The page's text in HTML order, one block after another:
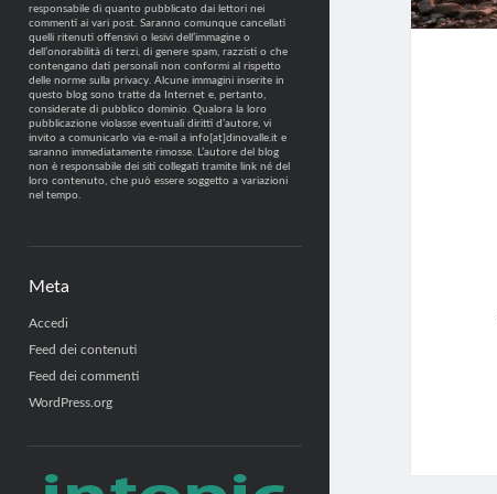
responsabile di quanto pubblicato dai lettori nei
commenti ai vari post. Saranno comunque cancellati
quelli ritenuti offensivi o lesivi dell’immagine o
dell’onorabilità di terzi, di genere spam, razzisti o che
contengano dati personali non conformi al rispetto
delle norme sulla privacy. Alcune immagini inserite in
questo blog sono tratte da Internet e, pertanto,
considerate di pubblico dominio. Qualora la loro
pubblicazione violasse eventuali diritti d’autore, vi
invito a comunicarlo via e-mail a info[at]dinovalle.it e
saranno immediatamente rimosse. L’autore del blog
non è responsabile dei siti collegati tramite link né del
loro contenuto, che può essere soggetto a variazioni
nel tempo.
Meta
Accedi
Feed dei contenuti
Feed dei commenti
WordPress.org